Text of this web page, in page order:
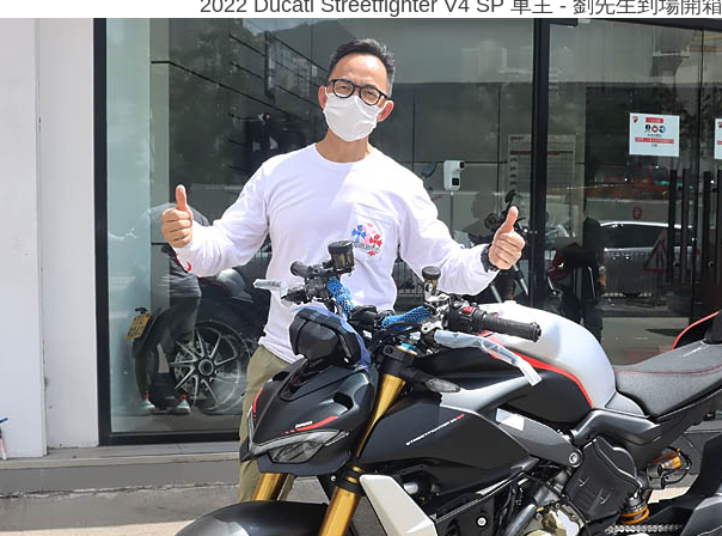
2022 Ducati Streetfighter V4 SP 車主 - 劉先生到場開箱